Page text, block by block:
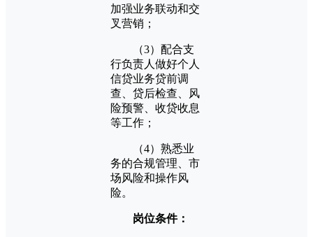
加强业务联动和交
叉营销；
（3）配合支
行负责人做好个人
信贷业务贷前调
查、贷后检查、风
险预警、收贷收息
等工作；
（4）熟悉业
务的合规管理、市
场风险和操作风
险。
岗位条件：